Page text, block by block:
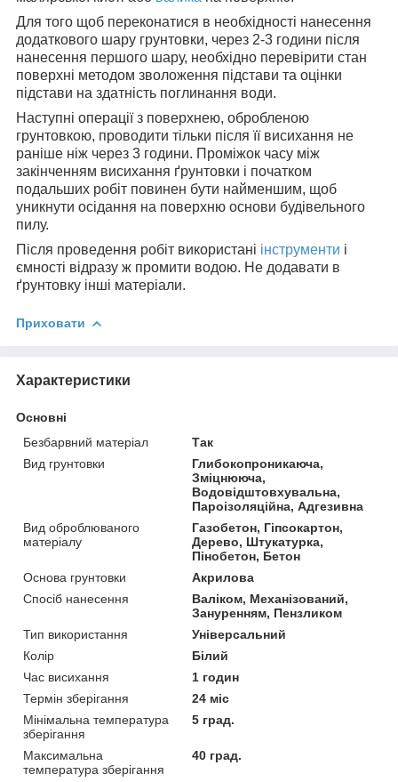
Для того щоб переконатися в необхідності нанесення
додаткового шару грунтовки, через 2-3 години після
нанесення першого шару, необхідно перевірити стан
поверхні методом зволоження підстави та оцінки
підстави на здатність поглинання води.
Наступні операції з поверхнею, обробленою
грунтовкою, проводити тільки після її висихання не
раніше ніж через 3 години. Проміжок часу між
закінченням висихання ґрунтовки і початком
подальших робіт повинен бути найменшим, щоб
уникнути осідання на поверхню основи будівельного
пилу.
Після проведення робіт використані інструменти і
ємності відразу ж промити водою. Не додавати в
ґрунтовку інші матеріали.
Приховати
Характеристики
Основні
Безбарвний матеріал
Так
Вид грунтовки
Глибокопроникаюча,
Зміцнююча,
Водовідштовхувальна,
Пароізоляційна, Адгезивна
Вид оброблюваного
матеріалу
Газобетон, Гіпсокартон,
Дерево, Штукатурка,
Пінобетон, Бетон
Основа грунтовки
Акрилова
Спосіб нанесення
Валіком, Механізований,
Зануренням, Пензликом
Тип використання
Універсальний
Колір
Білий
Час висихання
1 годин
Термін зберігання
24 міс
Мінімальна температура
зберігання
5 град.
Максимальна
температура зберігання
40 град.